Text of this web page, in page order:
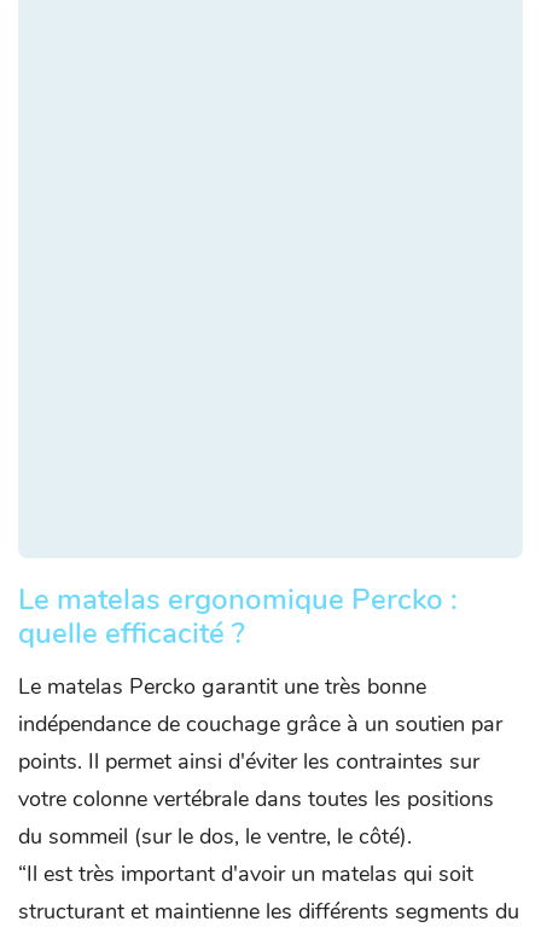
Le matelas ergonomique Percko :
quelle efficacité ?
Le matelas Percko garantit une très bonne
indépendance de couchage grâce à un soutien par
points. Il permet ainsi d'éviter les contraintes sur
votre colonne vertébrale dans toutes les positions
du sommeil (sur le dos, le ventre, le côté).
“Il est très important d'avoir un matelas qui soit
structurant et maintienne les différents segments du